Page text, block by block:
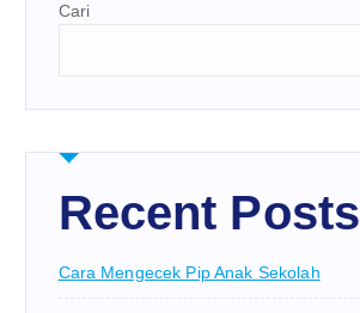
Cari
Recent Posts
Cara Mengecek Pip Anak Sekolah